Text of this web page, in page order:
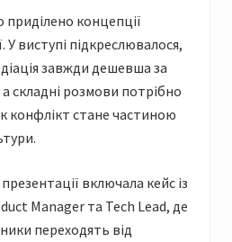
приділено концепції
У виступі підкреслювалося,
завжди дешевша за
складні розмови потрібно
конфлікт стане частиною
включала кейс із
Manager та Tech Lead, де
переходять від